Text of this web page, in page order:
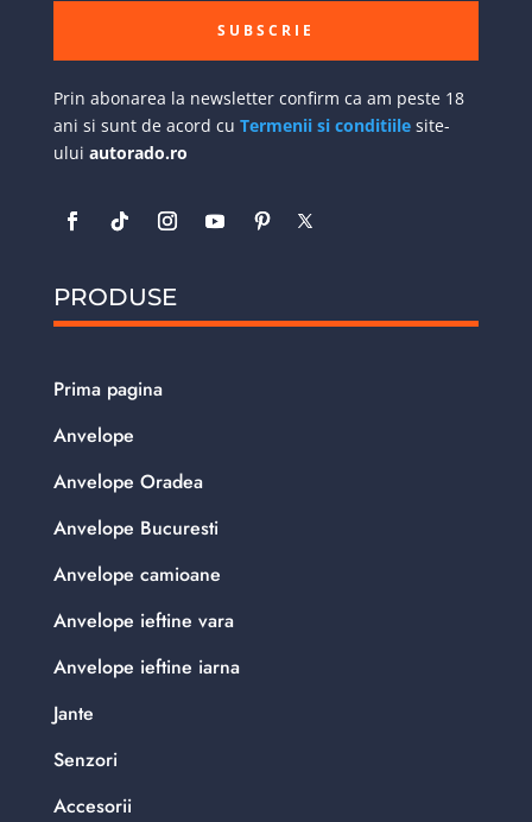
SUBSCRIE
Prin abonarea la newsletter confirm ca am peste 18
ani si sunt de acord cu Termenii si conditiilesite-
ului autorado.ro
PRODUSE
Prima pagina
Anvelope
Anvelope Oradea
Anvelope Bucuresti
Anvelope camioane
Anvelope ieftine vara
Anvelope ieftine iarna
Jante
Senzori
Accesorii